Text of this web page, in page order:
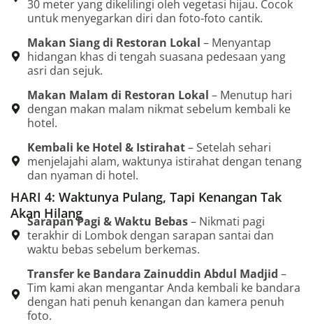
30 meter yang dikelilingi oleh vegetasi hijau. Cocok
untuk menyegarkan diri dan foto-foto cantik.
Makan Siang di Restoran Lokal – Menyantap
hidangan khas di tengah suasana pedesaan yang
asri dan sejuk.
Makan Malam di Restoran Lokal – Menutup hari
dengan makan malam nikmat sebelum kembali ke
hotel.
Kembali ke Hotel & Istirahat– Setelah sehari
menjelajahi alam, waktunya istirahat dengan tenang
dan nyaman di hotel.
HARI 4: Waktunya Pulang, Tapi Kenangan Tak
Akan Hilang
Sarapan Pagi & Waktu Bebas– Nikmati pagi
terakhir di Lombok dengan sarapan santai dan
waktu bebas sebelum berkemas.
Transfer ke Bandara Zainuddin Abdul Madjid –
Tim kami akan mengantar Anda kembali ke bandara
dengan hati penuh kenangan dan kamera penuh
foto.